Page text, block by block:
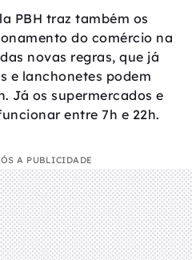
PBH traz também os
do comércio na
novas regras, que já
e lanchonetes podem
Já os supermercados e
entre 7h e 22h.
A PUBLICIDADE